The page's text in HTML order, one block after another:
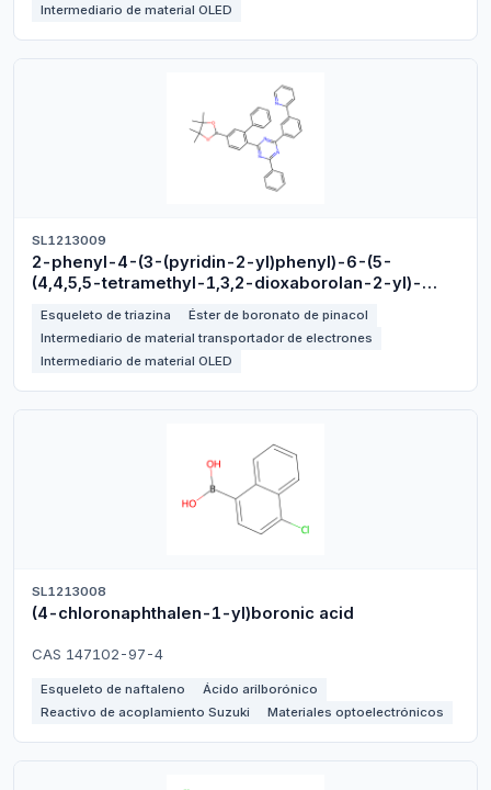
Intermediario de material OLED
SL1213009
2-phenyl-4-(3-(pyridin-2-yl)phenyl)-6-(5-
(4,4,5,5-tetramethyl-1,3,2-dioxaborolan-2-yl)-
[1,1'-biphenyl]-2-yl)-1,3,5-triazine
Esqueleto de triazina
Éster de boronato de pinacol
Intermediario de material transportador de electrones
Intermediario de material OLED
SL1213008
(4-chloronaphthalen-1-yl)boronic acid
CAS 147102-97-4
Esqueleto de naftaleno
Ácido arilborónico
Reactivo de acoplamiento Suzuki
Materiales optoelectrónicos